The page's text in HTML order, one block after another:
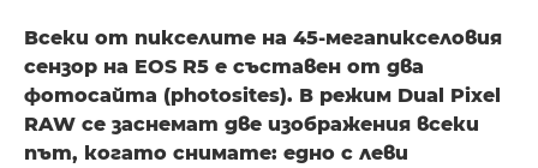
Всеки от пикселите на 45-мегапикселовия
сензор на EOS R5 е съставен от два
фотосайта (photosites). В режим Dual Pixel
RAW се заснемат две изображения всеки
път, когато снимате: едно с леви